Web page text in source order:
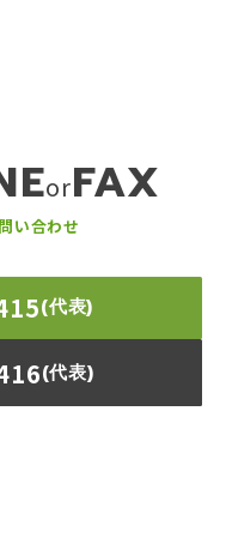
orFAX
い合わせ
(代表)
(代表)